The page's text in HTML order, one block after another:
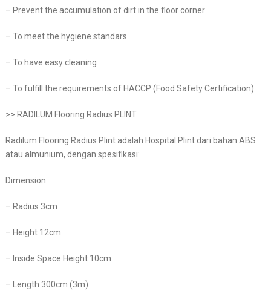
– Prevent the accumulation of dirt in the floor corner
– To meet the hygiene standars
– To have easy cleaning
– To fulfill the requirements of HACCP (Food Safety Certification)
>> RADILUM Flooring Radius PLINT
Radilum Flooring Radius Plint adalah Hospital Plint dari bahan ABS
atau almunium, dengan spesifikasi:
Dimension
– Radius 3cm
– Height 12cm
– Inside Space Height 10cm
– Length 300cm (3m)